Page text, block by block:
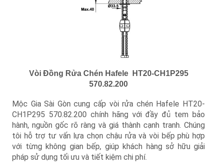
Vòi Đồng Rửa Chén Hafele HT20-CH1P295
570.82.200
Mộc Gia Sài Gòn cung cấp vòi rửa chén Hafele HT20-
CH1P295 570.82.200 chính hãng với đầy đủ tem bảo
hành, nguồn gốc rõ ràng và giá thành cạnh tranh. Chúng
tôi hỗ trợ tư vấn lựa chọn chậu rửa và vòi bếp phù hợp
với từng không gian bếp, giúp khách hàng sở hữu giải
pháp sử dụng tối ưu và tiết kiệm chi phí.